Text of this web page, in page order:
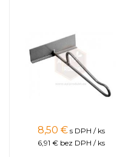
8,50 € s DPH / ks
6,91 € bez DPH / ks